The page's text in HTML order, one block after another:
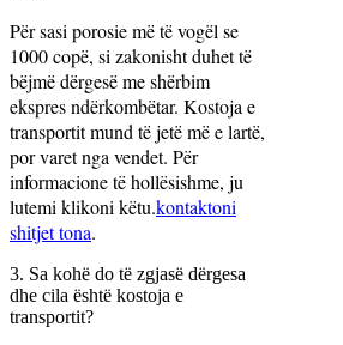
Për sasi porosie më të vogël se
1000 copë, si zakonisht duhet të
bëjmë dërgesë me shërbim
ekspres ndërkombëtar. Kostoja e
transportit mund të jetë më e lartë,
por varet nga vendet. Për
informacione të hollësishme, ju
lutemi klikoni këtu.kontaktoni
shitjet tona.
3. Sa kohë do të zgjasë dërgesa
dhe cila është kostoja e
transportit?